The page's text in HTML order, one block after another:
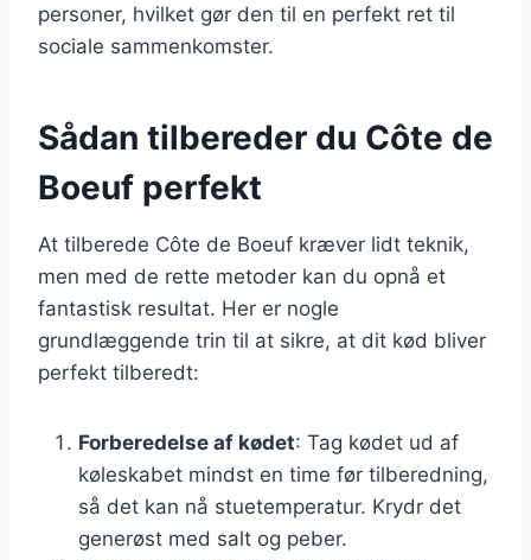
personer, hvilket gør den til en perfekt ret til
sociale sammenkomster.
Sådan tilbereder du Côte de
Boeuf perfekt
At tilberede Côte de Boeuf kræver lidt teknik,
men med de rette metoder kan du opnå et
fantastisk resultat. Her er nogle
grundlæggende trin til at sikre, at dit kød bliver
perfekt tilberedt:
Forberedelse af kødet: Tag kødet ud af
køleskabet mindst en time før tilberedning,
så det kan nå stuetemperatur. Krydr det
generøst med salt og peber.